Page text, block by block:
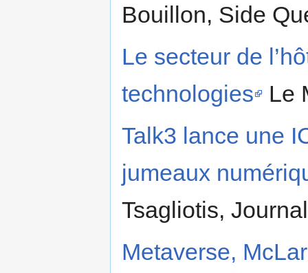
Bouillon, Side
Le secteur de
technologies
Le
Talk3 lance une
jumeaux
Tsagliotis,
Metaverse,